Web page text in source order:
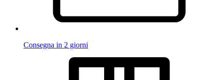
Consegna in 2 giorni